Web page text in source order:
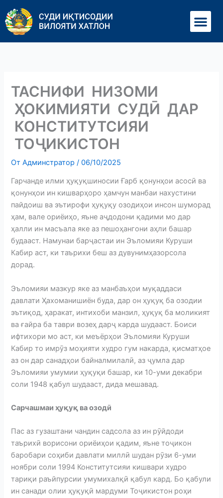
содержимому
ТАСНИФИ НИЗОМИ
ҲОКИМИЯТИ СУДӢ ДАР
КОНСТИТУТСИЯИ
ТОҶИКИСТОН
ОтАдминстратор/06/10/2025
Гарчанде илми ҳуқуқшиносии Ғарб қонунҳои асосӣ ва
қонунҳои ин кишварҳоро ҳамчун манбаи нахустини
пайдоиш ва эътирофи ҳуқуқу озодиҳои инсон шуморад
ҳам, вале ориёиҳо, яъне аҷдодони қадими мо дар
ҳалли ин масъала яке аз пешоҳангони аҳли башар
будааст. Намунаи барҷастаи ин Эъломияи Куруши
Кабир аст, ки таърихи беш аз дувунимҳазорсола
дорад.
Эъломияи мазкур яке аз манбаъҳои муқаддаси
давлати Ҳахоманишиён буда, дар он ҳуқуқ ба озодии
эътиқод, ҳаракат, интихоби манзил, ҳуқуқ ба моликият
ва ғайра ба таври возеҳ дарҷ карда шудааст. Боиси
ифтихори мо аст, ки меъёрҳои Эъломияи Куруши
Кабир то имрӯз моҳияти худро гум накарда, қисматҳое
аз он дар санадҳои байналмилалӣ, аз ҷумла дар
Эъломияи умумии ҳуқуқи башар, ки 10-уми декабри
соли 1948 қабул шудааст, дида мешавад.
Сарчашмаи ҳуқуқ ва озодӣ
Пас аз гузаштани чандин садсола аз ин рӯйдоди
таърихӣ ворисони ориёиҳои қадим, яъне тоҷикон
баробари соҳиби давлати миллӣ шудан рӯзи 6-уми
ноябри соли 1994 Конститутсияи кишвари худро
тариқи раъйпурсии умумихалқӣ қабул кард. Бо қабули
ин санади олии ҳуқуқӣ мардуми Тоҷикистон роҳи